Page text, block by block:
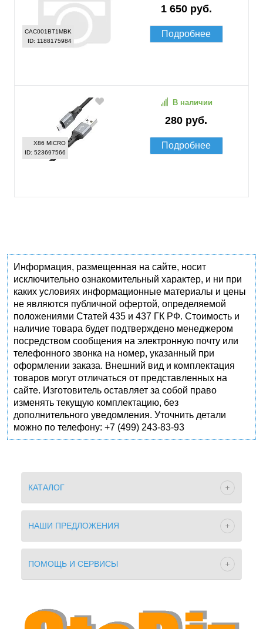
CAC001BT1MBK
ID: 1188175984
1 650 руб.
Подробнее
X86 MICRO
ID: 523697566
280 руб.
В наличии
Подробнее
Информация, размещенная на сайте, носит
исключительно ознакомительный характер, и ни при
каких условиях информационные материалы и цены
не являются публичной офертой, определяемой
положениями Статей 435 и 437 ГК РФ. Стоимость и
наличие товара будет подтверждено менеджером
посредством сообщения на электронную почту или
телефонного звонка на номер, указанный при
оформлении заказа. Внешний вид и комплектация
товаров могут отличаться от представленных на
сайте. Изготовитель оставляет за собой право
изменять текущую комплектацию, без
дополнительного уведомления. Уточнить детали
можно по телефону: +7 (499) 243-83-93
КАТАЛОГ
НАШИ ПРЕДЛОЖЕНИЯ
ПОМОЩЬ И СЕРВИСЫ